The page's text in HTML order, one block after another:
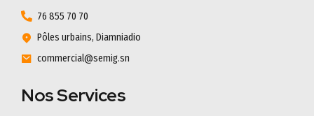
76 855 70 70
Pôles urbains, Diamniadio
commercial@semig.sn
Nos Services